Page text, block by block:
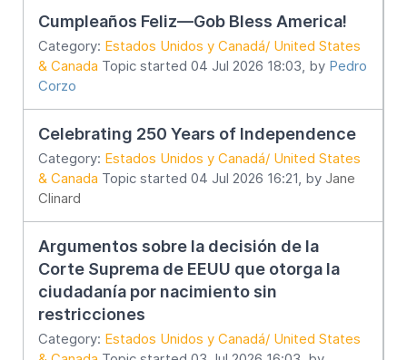
Cumpleaños Feliz—Gob Bless America!
Category: Estados Unidos y Canadá/ United States
& Canada Topic started 04 Jul 2026 18:03, by Pedro
Corzo
Celebrating 250 Years of Independence
Category: Estados Unidos y Canadá/ United States
& Canada Topic started 04 Jul 2026 16:21, by Jane
Clinard
Argumentos sobre la decisión de la
Corte Suprema de EEUU que otorga la
ciudadanía por nacimiento sin
restricciones
Category: Estados Unidos y Canadá/ United States